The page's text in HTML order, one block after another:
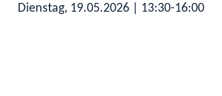
Dienstag, 19.05.2026 | 13:30-16:00